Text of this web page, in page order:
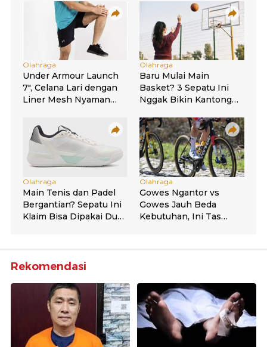
Rekomendasi